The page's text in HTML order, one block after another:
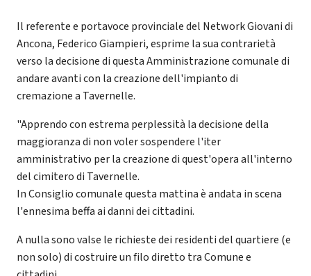
Il referente e portavoce provinciale del Network Giovani di
Ancona, Federico Giampieri, esprime la sua contrarietà
verso la decisione di questa Amministrazione comunale di
andare avanti con la creazione dell'impianto di
cremazione a Tavernelle.
"Apprendo con estrema perplessità la decisione della
maggioranza di non voler sospendere l'iter
amministrativo per la creazione di quest'opera all'interno
del cimitero di Tavernelle.
In Consiglio comunale questa mattina è andata in scena
l'ennesima beffa ai danni dei cittadini.
A nulla sono valse le richieste dei residenti del quartiere (e
non solo) di costruire un filo diretto tra Comune e